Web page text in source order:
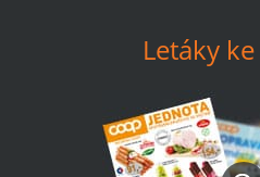
Letáky